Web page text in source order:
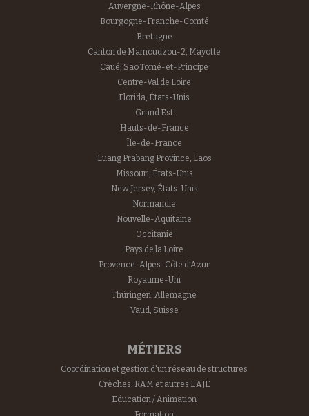
Auvergne-Rhône-Alpes
Bourgogne-Franche-Comté
Bretagne
Canton de Mamoudzou-2, Mayotte
Caué, Sao Tomé-et-Principe
Centre-Val de Loire
Florida, États-Unis
Grand Est
Hauts-de-France
Île-de-France
Luang Prabang Province, Laos
Missouri, États-Unis
New Jersey, États-Unis
Normandie
Nouvelle-Aquitaine
Occitanie
Pays de la Loire
Provence-Alpes-Côte d'Azur
Royaume-Uni
Thüringen, Allemagne
Vaud, Suisse
MÉTIERS
Coordination et gestion d'un réseau de structures
Crèches, RAM et autres EAJE
Education / Animation